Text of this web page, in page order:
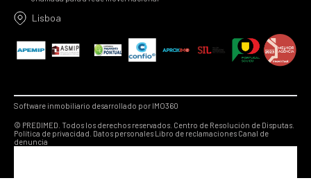
Lisboa
Software inmobiliario desarrollado por IMO360
© PREDIMED. Todos los derechos reservados. Centro de Resolución de Disputas.
Política de privacidad. Datos personalesLibro de reclamaciones Canal de
denuncia